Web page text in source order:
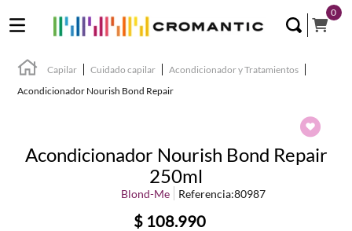
0
Capilar Cuidado capilar
Acondicionador y Tratamientos
Acondicionador Nourish Bond Repair
Acondicionador Nourish Bond Repair
250ml
Blond-Me Referencia:80987
$ 108.990